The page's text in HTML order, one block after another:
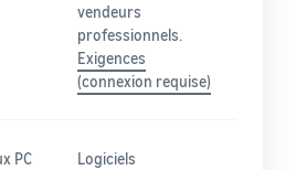
vendeurs
professionnels.
Exigences
(connexion requise)
PC
Logiciels